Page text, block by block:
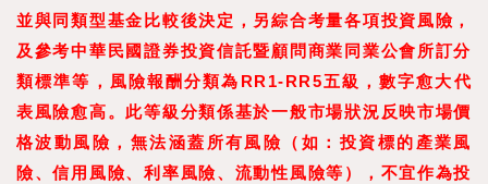
並與同類型基金比較後決定，另綜合考量各項投資風險，
及參考中華民國證券投資信託暨顧問商業同業公會所訂分
類標準等，風險報酬分類為RR1-RR5五級，數字愈大代
表風險愈高。此等級分類係基於一般市場狀況反映市場價
格波動風險，無法涵蓋所有風險（如：投資標的產業風
險、信用風險、利率風險、流動性風險等），不宜作為投